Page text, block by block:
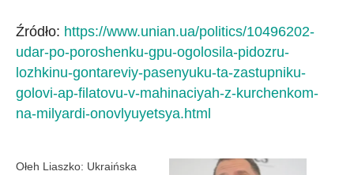
Źródło: https://www.unian.ua/politics/10496202-
udar-po-poroshenku-gpu-ogolosila-pidozru-
lozhkinu-gontareviy-pasenyuku-ta-zastupniku-
golovi-ap-filatovu-v-mahinaciyah-z-kurchenkom-
na-milyardi-onovlyuyetsya.html
Ołeh Liaszko: Ukraińska